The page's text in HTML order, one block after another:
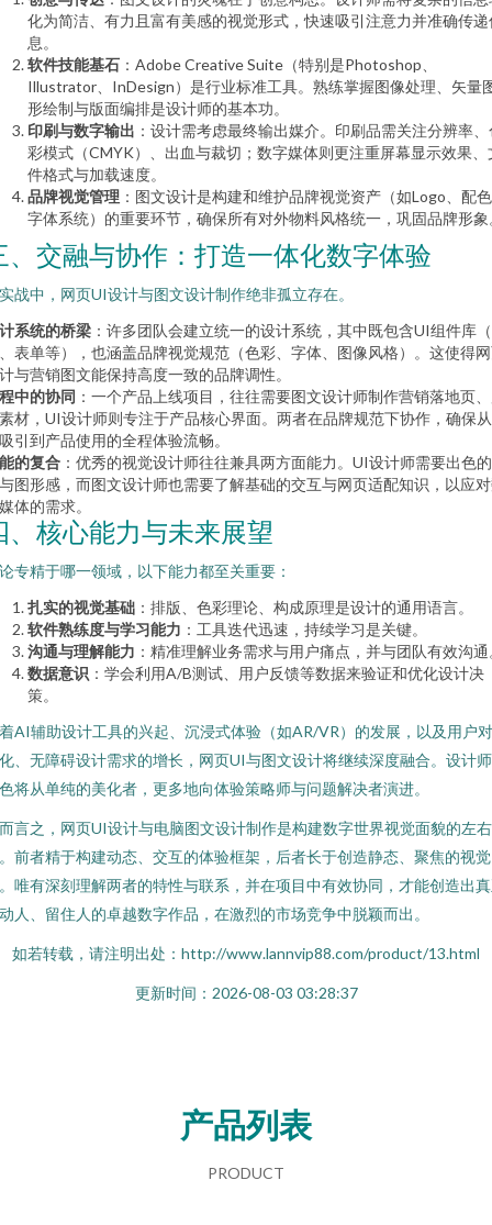
化为简洁、有力且富有美感的视觉形式，快速吸引注意力并准确传递
息。
软件技能基石 ：Adobe Creative Suite（特别是Photoshop、
Illustrator、InDesign）是行业标准工具。熟练掌握图像处理、矢量
形绘制与版面编排是设计师的基本功。
印刷与数字输出 ：设计需考虑最终输出媒介。印刷品需关注分辨率、
彩模式（CMYK）、出血与裁切；数字媒体则更注重屏幕显示效果、
件格式与加载速度。
品牌视觉管理 ：图文设计是构建和维护品牌视觉资产（如Logo、配
字体系统）的重要环节，确保所有对外物料风格统一，巩固品牌形象
、交融与协作：打造一体化数字体验
战中，网页UI设计与图文设计制作绝非孤立存在。
系统的桥梁 ：许多团队会建立统一的设计系统，其中既包含UI组件库
表单等），也涵盖品牌视觉规范（色彩、字体、图像风格）。这使得
与营销图文能保持高度一致的品牌调性。
中的协同 ：一个产品上线项目，往往需要图文设计师制作营销落地页
材，UI设计师则专注于产品核心界面。两者在品牌规范下协作，确保
引到产品使用的全程体验流畅。
的复合 ：优秀的视觉设计师往往兼具两方面能力。UI设计师需要出色
图形感，而图文设计师也需要了解基础的交互与网页适配知识，以应
体的需求。
、核心能力与未来展望
专精于哪一领域，以下能力都至关重要：
扎实的视觉基础 ：排版、色彩理论、构成原理是设计的通用语言。
软件熟练度与学习能力 ：工具迭代迅速，持续学习是关键。
沟通与理解能力 ：精准理解业务需求与用户痛点，并与团队有效沟通
数据意识 ：学会利用A/B测试、用户反馈等数据来验证和优化设计决
策。
AI辅助设计工具的兴起、沉浸式体验（如AR/VR）的发展，以及用户
、无障碍设计需求的增长，网页UI与图文设计将继续深度融合。设计
将从单纯的美化者，更多地向体验策略师与问题解决者演进。
言之，网页UI设计与电脑图文设计制作是构建数字世界视觉面貌的左右
前者精于构建动态、交互的体验框架，后者长于创造静态、聚焦的视
唯有深刻理解两者的特性与联系，并在项目中有效协同，才能创造出
人、留住人的卓越数字作品，在激烈的市场竞争中脱颖而出。
如若转载，请注明出处：http://www.lannvip88.com/product/13.html
更新时间：2026-08-03 03:28:37
产品列表
PRODUCT